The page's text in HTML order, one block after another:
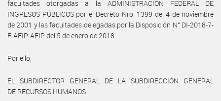
facultades otorgadas a la ADMINISTRACIÓN FEDERAL DE
INGRESOS PÚBLICOS por el Decreto Nro. 1399 del 4 de noviembre
de 2001 y las facultades delegadas por la Disposición N° DI-2018-7-
E-AFIP-AFIP del 5 de enero de 2018.
Por ello,
EL SUBDIRECTOR GENERAL DE LA SUBDIRECCIÓN GENERAL
DE RECURSOS HUMANOS